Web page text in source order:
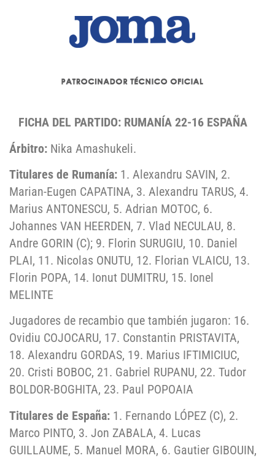
FICHA DEL PARTIDO: RUMANÍA 22-16 ESPAÑA
Árbitro: Nika Amashukeli.
Titulares de Rumanía: 1. Alexandru SAVIN, 2.
Marian-Eugen CAPATINA, 3. Alexandru TARUS, 4.
Marius ANTONESCU, 5. Adrian MOTOC, 6.
Johannes VAN HEERDEN, 7. Vlad NECULAU, 8.
Andre GORIN (C); 9. Florin SURUGIU, 10. Daniel
PLAI, 11. Nicolas ONUTU, 12. Florian VLAICU, 13.
Florin POPA, 14. Ionut DUMITRU, 15. Ionel
MELINTE
Jugadores de recambio que también jugaron: 16.
Ovidiu COJOCARU, 17. Constantin PRISTAVITA,
18. Alexandru GORDAS, 19. Marius IFTIMICIUC,
20. Cristi BOBOC, 21. Gabriel RUPANU, 22. Tudor
BOLDOR-BOGHITA, 23. Paul POPOAIA
Titulares de España: 1. Fernando LÓPEZ (C), 2.
Marco PINTO, 3. Jon ZABALA, 4. Lucas
GUILLAUME, 5. Manuel MORA, 6. Gautier GIBOUIN,